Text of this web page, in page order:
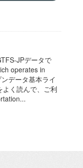
JPデータで
operates in
データ基本ライ
く読んで、ご利